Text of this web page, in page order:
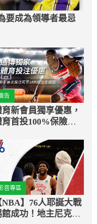
要成為領導者最忌
告
育新會員獨享優惠，
育首投100%保險返
音專區
NBA】76人耶誕大戰
館成功！地主尼克7